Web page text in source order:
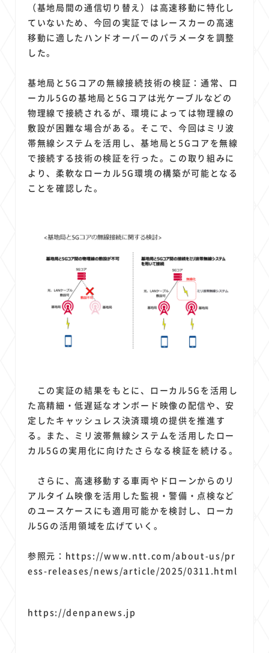
（基地局間の通信切り替え）は高速移動に特化し
ていないため、今回の実証ではレースカーの高速
移動に適したハンドオーバーのパラメータを調整
した。
基地局と5Gコアの無線接続技術の検証：通常、ロ
ーカル5Gの基地局と5Gコアは光ケーブルなどの
物理線で接続されるが、環境によっては物理線の
敷設が困難な場合がある。そこで、今回はミリ波
帯無線システムを活用し、基地局と5Gコアを無線
で接続する技術の検証を行った。この取り組みに
より、柔軟なローカル5G環境の構築が可能となる
ことを確認した。
この実証の結果をもとに、ローカル5Gを活用し
た高精細・低遅延なオンボード映像の配信や、安
定したキャッシュレス決済環境の提供を推進す
る。また、ミリ波帯無線システムを活用したロー
カル5Gの実用化に向けたさらなる検証を続ける。
さらに、高速移動する車両やドローンからのリ
アルタイム映像を活用した監視・警備・点検など
のユースケースにも適用可能かを検討し、ローカ
ル5Gの活用領域を広げていく。
参照元：https://www.ntt.com/about-us/pr
ess-releases/news/article/2025/0311.html
https://denpanews.jp